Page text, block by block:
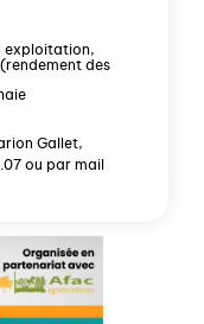
exploitation,
des
Gallet,
ou par mail